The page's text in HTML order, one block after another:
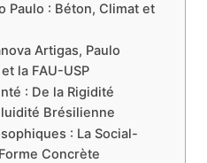
Paulo : Béton, Climat et
Artigas, Paulo
la FAU-USP
: De la Rigidité
Brésilienne
: La Social-
Concrète